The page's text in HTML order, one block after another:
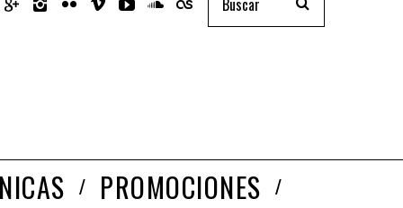
PROMOCIONES